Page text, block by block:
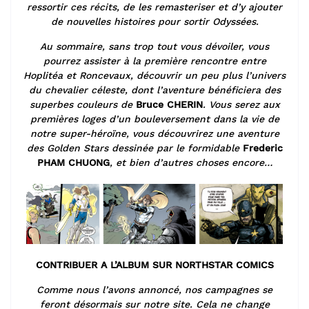
ressortir ces récits, de les remasteriser et d’y ajouter
de nouvelles histoires pour sortir Odyssées.
Au sommaire, sans trop tout vous dévoiler, vous
pourrez assister à la première rencontre entre
Hoplitéa et Roncevaux, découvrir un peu plus l’univers
du chevalier céleste, dont l’aventure bénéficiera des
superbes couleurs de Bruce CHERIN. Vous serez aux
premières loges d’un bouleversement dans la vie de
notre super-héroïne, vous découvrirez une aventure
des Golden Stars dessinée par le formidable Frederic
PHAM CHUONG, et bien d’autres choses encore…
CONTRIBUER A L’ALBUM SUR NORTHSTAR COMICS
Comme nous l’avons annoncé, nos campagnes se
feront désormais sur notre site. Cela ne change